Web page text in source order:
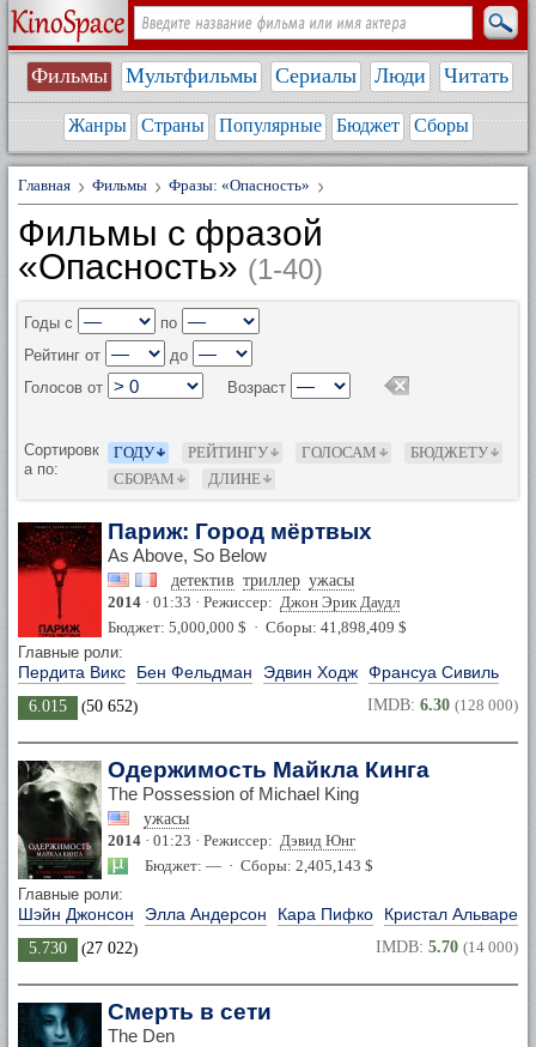
Фильмы Мультфильмы Сериалы Люди Читать
Жанры Страны Популярные Бюджет Сборы
Главная Фильмы Фразы: «Опасность»
Фильмы с фразой
«Опасность» (1-40)
Годы с
по
Рейтинг от
до
Голосов от
Возраст
Сортировк
а по:
ГОДУ РЕЙТИНГУ ГОЛОСАМ
БЮДЖЕТУ
СБОРАМ
ДЛИНЕ
Париж: Город мёртвых
As Above, So Below
детектив триллер ужасы
2014 · 01:33 · Режиссер: Джон Эрик Даудл
Бюджет: 5,000,000 $ · Сборы: 41,898,409 $
Главные роли:
Пердита Викс Бен Фельдман Эдвин Ходж Франсуа Сивиль
6.015 (50 652) IMDB: 6.30 (128 000)
Одержимость Майкла Кинга
The Possession of Michael King
ужасы
2014 · 01:23 · Режиссер: Дэвид Юнг
Бюджет: — · Сборы: 2,405,143 $
Главные роли:
Шэйн Джонсон Элла Андерсон Кара Пифко Кристал Альварез
5.730 (27 022) IMDB: 5.70 (14 000)
Смерть в сети
The Den